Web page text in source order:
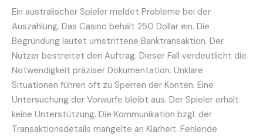
Ein australischer Spieler meldet Probleme bei der
Auszahlung. Das Casino behält 250 Dollar ein. Die
Begründung lautet umstrittene Banktransaktion. Der
Nutzer bestreitet den Auftrag. Dieser Fall verdeutlicht die
Notwendigkeit präziser Dokumentation. Unklare
Situationen führen oft zu Sperren der Konten. Eine
Untersuchung der Vorwürfe bleibt aus. Der Spieler erhält
keine Unterstützung. Die Kommunikation bzgl. der
Transaktionsdetails mangelte an Klarheit. Fehlende